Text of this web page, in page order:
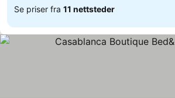
Se priser fra 11 nettsteder